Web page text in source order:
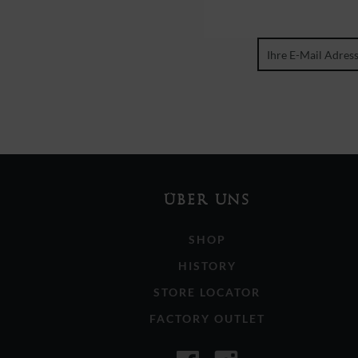
ÜBER UNS
SHOP
HISTORY
STORE LOCATOR
FACTORY OUTLET